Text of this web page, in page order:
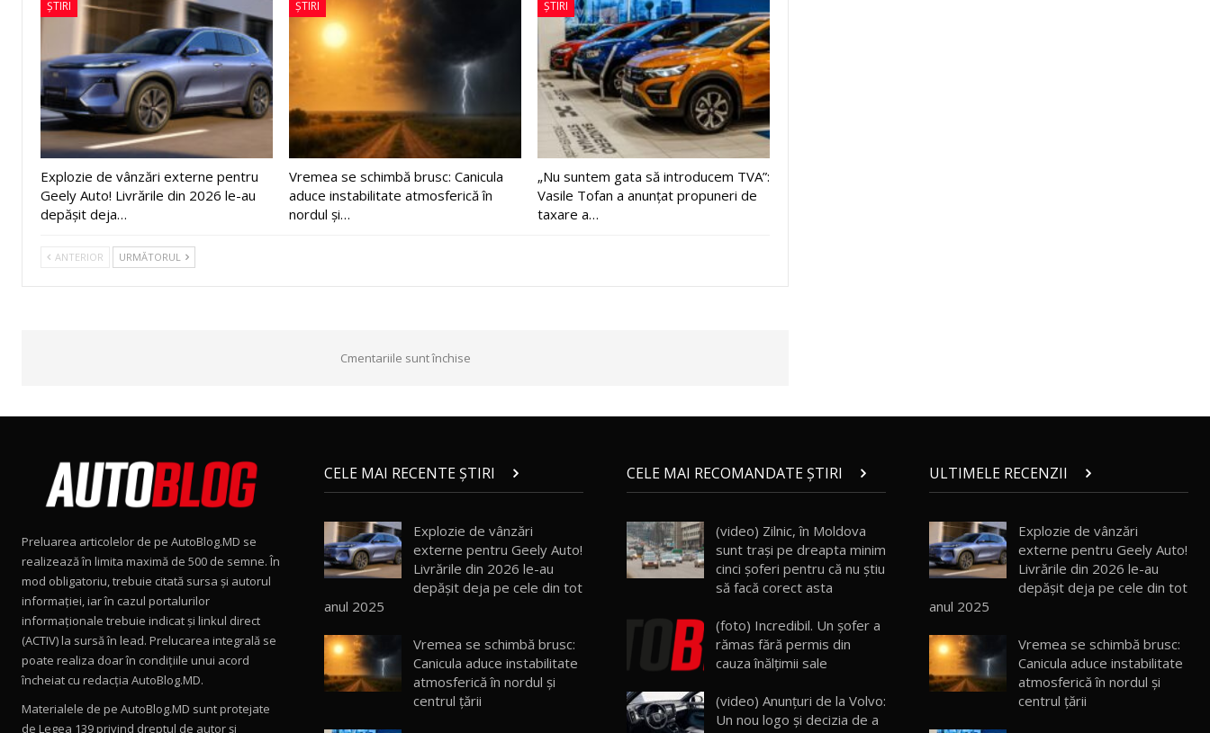
ȘTIRI
Explozie de vânzări externe pentru
Geely Auto! Livrările din 2026 le-au
depășit deja…
ȘTIRI
Vremea se schimbă brusc: Canicula
aduce instabilitate atmosferică în
nordul și…
ȘTIRI
„Nu suntem gata să introducem TVA”:
Vasile Tofan a anunțat propuneri de
taxare a…
ANTERIOR URMĂTORUL
Cmentariile sunt închise
29:08
21
Micul BYD Dolphin Surf / Test Drive
AutoBlog.MD
16:59
Noua Mazda 6e / Test Drive AutoBlog.MD
26:59
Lynk & Co 01 / Test Drive AutoBlog.MD
25:19
Preluarea articolelor de pe AutoBlog.MD se
realizează în limita maximă de 500 de semne. În
mod obligatoriu, trebuie citată sursa și autorul
informației, iar în cazul portalurilor
informaționale trebuie indicat și linkul direct
(ACTIV) la sursă în lead. Prelucarea integrală se
poate realiza doar în condițiile unui acord
încheiat cu redacţia AutoBlog.MD.
Materialele de pe AutoBlog.MD sunt protejate
de Legea 139 privind dreptul de autor și
CELE MAI RECENTE ȘTIRI
Explozie de vânzări
externe pentru Geely Auto!
Livrările din 2026 le-au
depășit deja pe cele din tot
anul 2025
Vremea se schimbă brusc:
Canicula aduce instabilitate
atmosferică în nordul și
centrul țării
CELE MAI RECOMANDATE ȘTIRI
(video) Zilnic, în Moldova
sunt traşi pe dreapta minim
cinci şoferi pentru că nu ştiu
să facă corect asta
(foto) Incredibil. Un şofer a
rămas fără permis din
cauza înălţimii sale
(video) Anunţuri de la Volvo:
Un nou logo şi decizia de a
ULTIMELE RECENZII
Explozie de vânzări
externe pentru Geely Auto!
Livrările din 2026 le-au
depășit deja pe cele din tot
anul 2025
Vremea se schimbă brusc:
Canicula aduce instabilitate
atmosferică în nordul și
centrul țării